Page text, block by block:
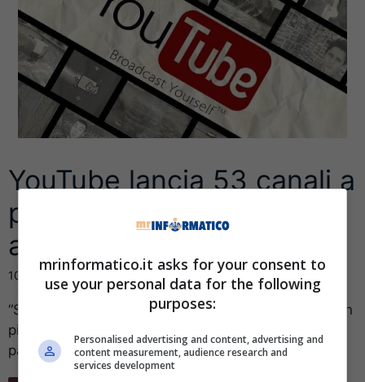
YouTube lancia 53 canali a
pagamento a 0.99 dollari
al mese
10 Maggio 2013
“Stiamo infatti lanciando un programma pilota per un
piccolo gruppo di partner che offrono i canali a
pagamento su YouTube con ...
mrinformatico.it asks for your consent to
use your personal data for the following
purposes:
Personalised advertising and content, advertising and
content measurement, audience research and
services development